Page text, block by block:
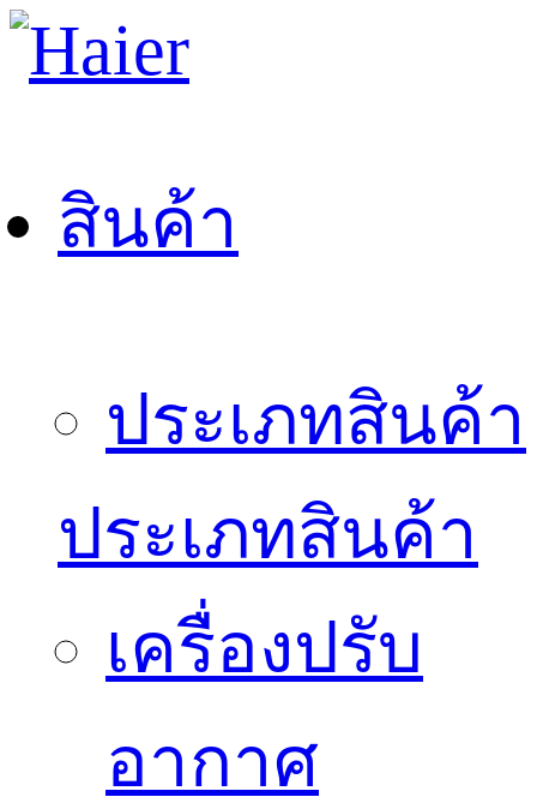
สินค้า
ประเภทสินค้า
ประเภทสินค้า
เครื่องปรับ
อากาศ